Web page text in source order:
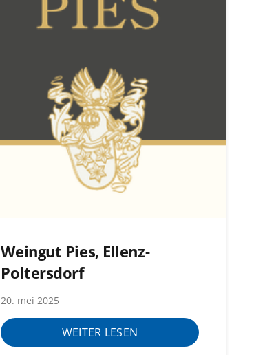
Weingut Pies, Ellenz-
Poltersdorf
20. mei 2025
WEITER LESEN